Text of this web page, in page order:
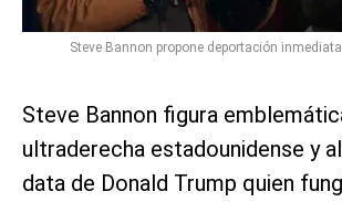
Steve Bannon propone deportación
Steve Bannon figura
ultraderecha estadounidense y
data de Donald Trump quien